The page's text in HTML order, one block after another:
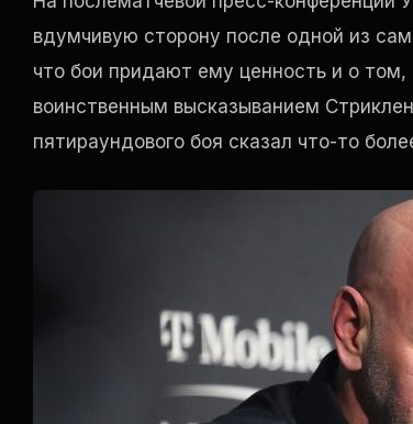
вдумчивую сторону после одной из
что бои придают ему ценность и о
воинственным высказыванием
пятираундового боя сказал что-то